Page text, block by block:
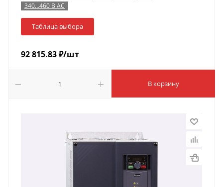
340…460 В AC
Таблица выбора
92 815.83₽/шт
В корзину